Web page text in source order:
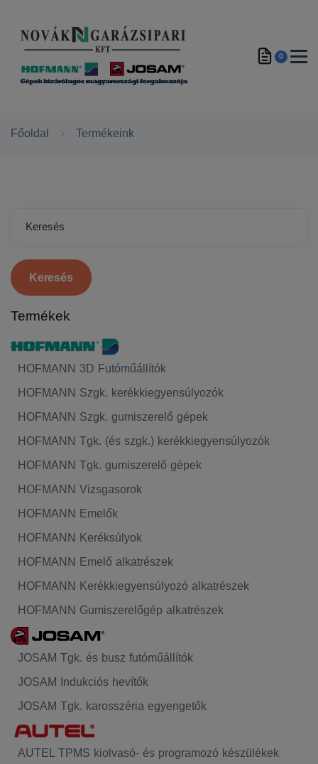
0
Főoldal Termékeink
Keresés
Termékek
HOFMANN 3D Futóműállítók
HOFMANN Szgk. kerékkiegyensúlyozók
HOFMANN Szgk. gumiszerelő gépek
HOFMANN Tgk. (és szgk.) kerékkiegyensúlyozók
HOFMANN Tgk. gumiszerelő gépek
HOFMANN Vizsgasorok
HOFMANN Emelők
HOFMANN Keréksúlyok
HOFMANN Emelő alkatrészek
HOFMANN Kerékkiegyensúlyozó alkatrészek
HOFMANN Gumiszerelőgép alkatrészek
JOSAM Tgk. és busz futóműállítók
JOSAM Indukciós hevítők
JOSAM Tgk. karosszéria egyengetők
AUTEL TPMS kiolvasó- és programozó készülékek